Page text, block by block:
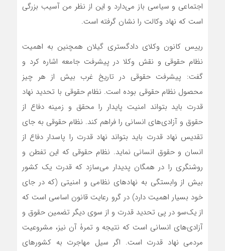
اجتماعی و سیاسی باز می‌دارد و این از نظر من آسیب بزرگی
است که نهاد وکالت را نشان گرفته است.
رییس کانون وکلای دادگستری گیلان همچنین به اهمیت
نظام حقوقی و نقش وکلا در پیشرفت جامعه اشاره کرد و
گفت: پیشرفت حقوقی در تاریخ غرب بیش از هر چیز
محصول نظام حقوقی بوده است. نظام حقوقی با تحدید نهاد
قدرت باید بتواند امنیت پایدار را محقق و زمینه دفاع از
حقوق و آزادی‌های انسانی را فراهم کند. نظام حقوقی به جای
تقدیس نهاد قدرت باید بتواند نهاد قدرت را پاسدار دفاع از
انسان و حقوق انسانی نماید. نظام حقوقی که این تفطن و
روشنگری را در همگان پدیدار می‌سازد که قدرت یک کشور
بیش از وابستگی به نهاد‌های نظامی و امنیتی (که در جای
خود بسیار اهمیت دارد) در گرو رعایت قانون اساسی است که
از یک‌سو در پی تحدید قدرت و از سوی دیگر تضمین حقوق و
آزادی‌های انسانی است که نتیجه و تمرۀ آن نیز، مشروعیت
مردمی نهاد قدرت است. اگر سیل مهاجرت به کشورهای